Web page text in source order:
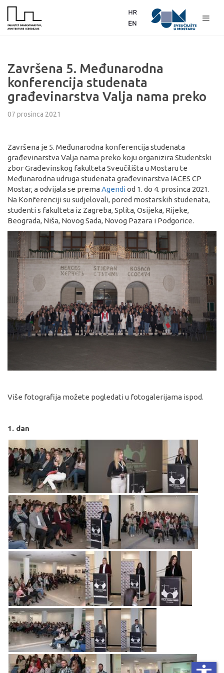
Završena 5. Međunarodna
konferencija studenata
građevinarstva Valja nama preko
07 prosinca 2021
Završena je 5. Međunarodna konferencija studenata
građevinarstva Valja nama preko koju organizira Studentski
zbor Građevinskog fakulteta Sveučilišta u Mostaru te
Međunarodna udruga studenata građevinarstva IACES CP
Mostar, a odvijala se premaAgendiod 1. do 4. prosinca 2021.
Na Konferenciji su sudjelovali, pored mostarskih studenata,
studenti s fakulteta iz Zagreba, Splita, Osijeka, Rijeke,
Beograda, Niša, Novog Sada, Novog Pazara i Podgorice.
Više fotografija možete pogledati u fotogalerijama ispod.
1. dan